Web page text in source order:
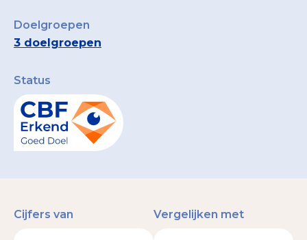
Doelgroepen
3 doelgroepen
Status
Cijfers van Vergelijken met